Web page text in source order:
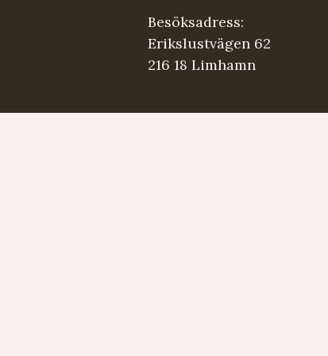
Besöksadress:
Erikslustvägen 62
216 18 Limhamn